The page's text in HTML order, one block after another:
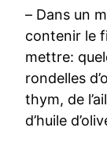
– Dans un
contenir le
mettre:
rondelles
thym, de
d’huile